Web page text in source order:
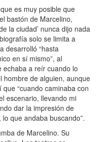
es muy posible que
bastón de Marcelino,
la ciudad’ nunca dijo nada
solo se limita a
desarrolló “hasta
en sí mismo”, al
echaba a reír cuando lo
hombre de alguien, aunque
“cuando caminaba con
escenario, llevando mi
dar la impresión de
que andaba buscando”.
de Marcelino. Su